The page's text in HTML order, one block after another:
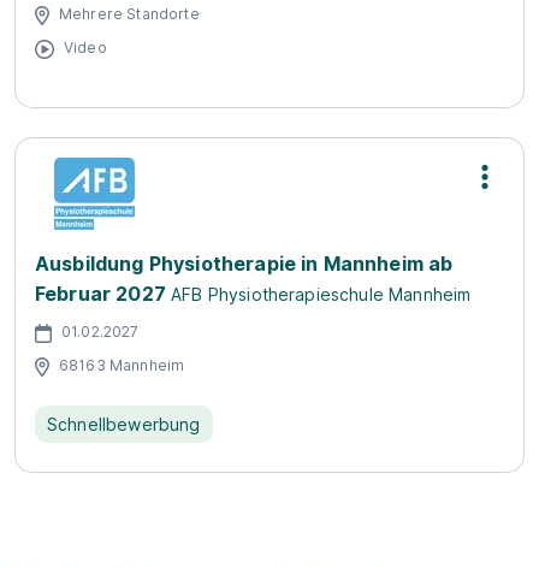
Mehrere Standorte
Video
Ausbildung Physiotherapie in Mannheim ab
Februar 2027 AFB Physiotherapieschule Mannheim
01.02.2027
68163 Mannheim
Schnellbewerbung